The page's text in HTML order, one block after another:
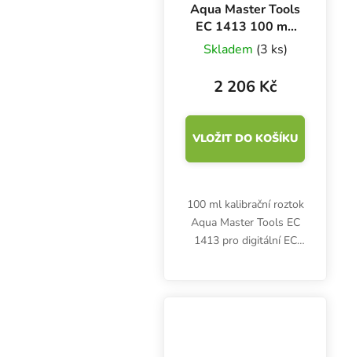
Aqua Master Tools
EC 1413 100 ml,
kalibrační roztok
BOX 18 ks
Skladem (3 ks)
2 206 Kč
VLOŽIT DO KOŠÍKU
100 ml kalibrační roztok
Aqua Master Tools EC
1413 pro digitální EC